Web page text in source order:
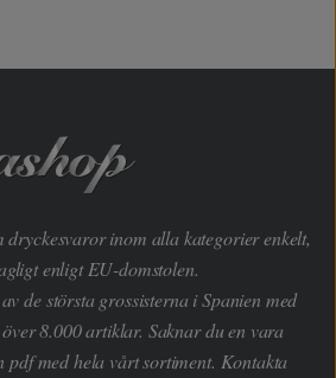
inom alla kategorier enkelt,
enligt EU-domstolen.
de största grossisterna i Spanien med
8.000 artiklar. Saknar du en vara
pdf med hela vårt sortiment. Kontakta